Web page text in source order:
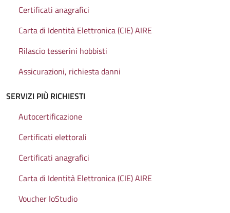
Certificati anagrafici
Carta di Identità Elettronica (CIE) AIRE
Rilascio tesserini hobbisti
Assicurazioni, richiesta danni
SERVIZI PIÙ RICHIESTI
Autocertificazione
Certificati elettorali
Certificati anagrafici
Carta di Identità Elettronica (CIE) AIRE
Voucher IoStudio